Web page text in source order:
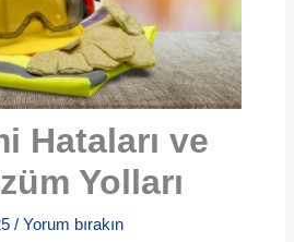
Hataları ve
Yolları
/ Yorum bırakın